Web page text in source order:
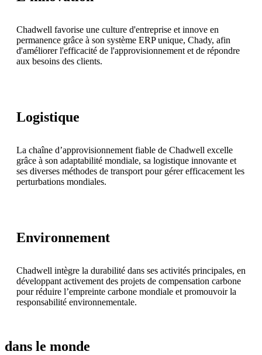
Chadwell favorise une culture d'entreprise et innove en
permanence grâce à son système ERP unique, Chady, afin
d'améliorer l'efficacité de l'approvisionnement et de répondre
aux besoins des clients.
Logistique
La chaîne d’approvisionnement fiable de Chadwell excelle
grâce à son adaptabilité mondiale, sa logistique innovante et
ses diverses méthodes de transport pour gérer efficacement les
perturbations mondiales.
Environnement
Chadwell intègre la durabilité dans ses activités principales, en
développant activement des projets de compensation carbone
pour réduire l’empreinte carbone mondiale et promouvoir la
responsabilité environnementale.
dans le monde